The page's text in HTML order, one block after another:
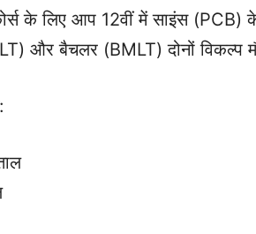
के लिए आप 12वीं में साइंस
और बैचलर (BMLT) दोनों विकल्प
: